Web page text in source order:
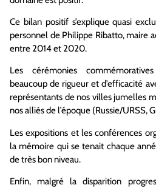
Ce bilan positif s’explique quasi
personnel de Philippe Ribatto, maire
entre 2014 et 2020.
Les cérémonies
beaucoup de rigueur et d’efficacité
représentants de nos villes jumelles
nos alliés de l’époque (Russie/URSS,
Les expositions et les conférences
la mémoire qui se tenait chaque
de très bon niveau.
Enfin, malgré la disparition